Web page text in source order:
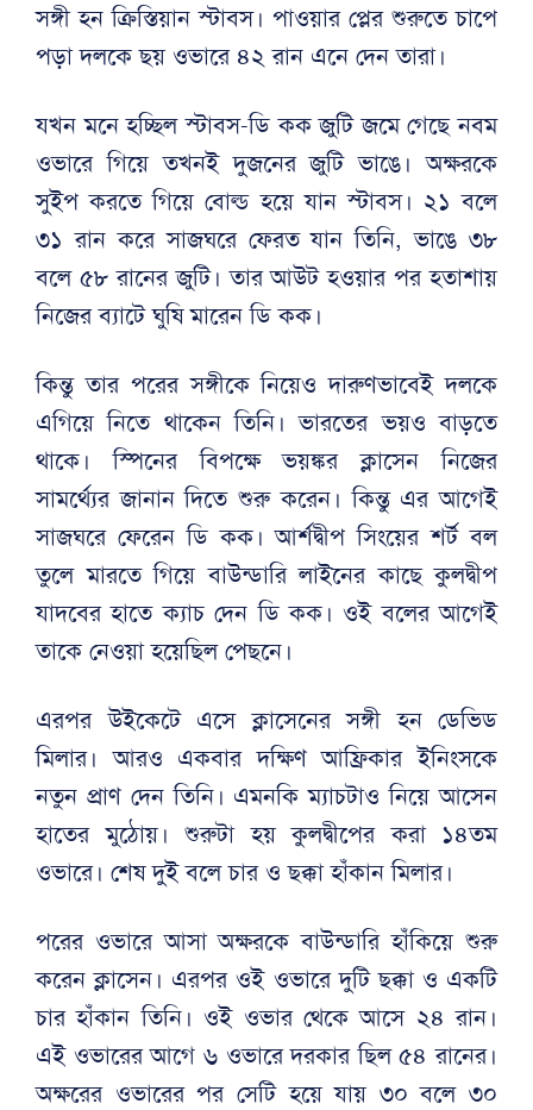
সঙ্গী হন ক্রিস্তিয়ান স্টাবস। পাওয়ার প্লের শুরুতে চাপে
পড়া দলকে ছয় ওভারে ৪২ রান এনে দেন তারা।
যখন মনে হচ্ছিল স্টাবস-ডি কক জুটি জমে গেছে নবম
ওভারে গিয়ে তখনই দুজনের জুটি ভাঙে। অক্ষরকে
সুইপ করতে গিয়ে বোল্ড হয়ে যান স্টাবস। ২১ বলে
৩১ রান করে সাজঘরে ফেরত যান তিনি, ভাঙে ৩৮
বলে ৫৮ রানের জুটি। তার আউট হওয়ার পর হতাশায়
নিজের ব্যাটে ঘুষি মারেন ডি কক।
কিন্তু তার পরের সঙ্গীকে নিয়েও দারুণভাবেই দলকে
এগিয়ে নিতে থাকেন তিনি। ভারতের ভয়ও বাড়তে
থাকে। স্পিনের বিপক্ষে ভয়ঙ্কর ক্লাসেন নিজের
সামর্থ্যের জানান দিতে শুরু করেন। কিন্তু এর আগেই
সাজঘরে ফেরেন ডি কক। আর্শদ্বীপ সিংয়ের শর্ট বল
তুলে মারতে গিয়ে বাউন্ডারি লাইনের কাছে কুলদ্বীপ
যাদবের হাতে ক্যাচ দেন ডি কক। ওই বলের আগেই
তাকে নেওয়া হয়েছিল পেছনে।
এরপর উইকেটে এসে ক্লাসেনের সঙ্গী হন ডেভিড
মিলার। আরও একবার দক্ষিণ আফ্রিকার ইনিংসকে
নতুন প্রাণ দেন তিনি। এমনকি ম্যাচটাও নিয়ে আসেন
হাতের মুঠোয়। শুরুটা হয় কুলদ্বীপের করা ১৪তম
ওভারে। শেষ দুই বলে চার ও ছক্কা হাঁকান মিলার।
পরের ওভারে আসা অক্ষরকে বাউন্ডারি হাঁকিয়ে শুরু
করেন ক্লাসেন। এরপর ওই ওভারে দুটি ছক্কা ও একটি
চার হাঁকান তিনি। ওই ওভার থেকে আসে ২৪ রান।
এই ওভারের আগে ৬ ওভারে দরকার ছিল ৫৪ রানের।
অক্ষরের ওভারের পর সেটি হয়ে যায় ৩০ বলে ৩০